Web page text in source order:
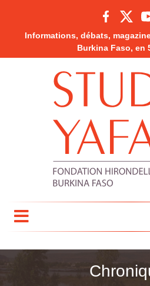
Informations, débats,
Burkina Faso, en